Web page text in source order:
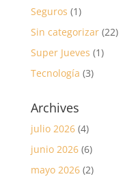
Seguros (1)
Sin categorizar(22)
Super Jueves (1)
Tecnología (3)
Archives
julio 2026(4)
junio 2026(6)
mayo 2026(2)